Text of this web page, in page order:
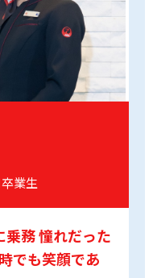
業生
乗務憧れだった
でも笑顔であ